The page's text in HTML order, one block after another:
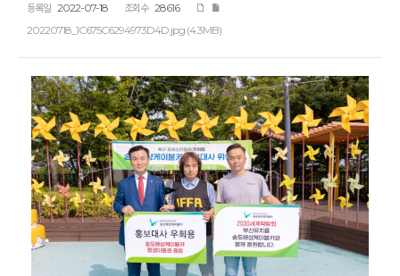
등록일 2022-07-18 조회수 28616
20220718_1C675C6294973D4D.jpg (4.3MB)